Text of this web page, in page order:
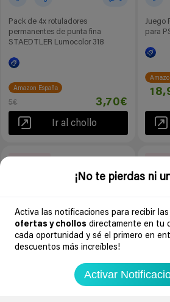
¡No te pierdas ni
Activa las notificaciones para recibir
ofertas y chollos directamente en tu
cada oportunidad y sé el primero en
descuentos más increíbles!
Activar
Pack de 4x rotuladores
permanentes de punta fina
STAEDTLER Lumocolor 318
Amazon España
5€ 3,70€
Ir al chollo
Juego
para